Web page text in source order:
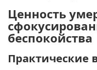
Ценность
беспокойства
Практические